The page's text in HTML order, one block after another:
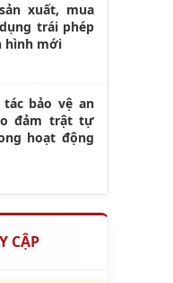
xuất, mua
trái phép
hình mới
bảo vệ an
đảm trật tự
hoạt động
CẬP